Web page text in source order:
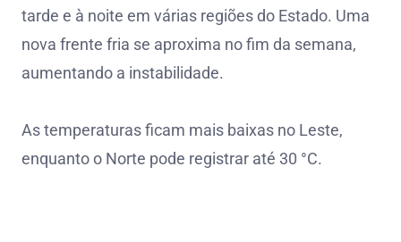
tarde e à noite em várias regiões do Estado. Uma
nova frente fria se aproxima no fim da semana,
aumentando a instabilidade.
As temperaturas ficam mais baixas no Leste,
enquanto o Norte pode registrar até 30 °C.